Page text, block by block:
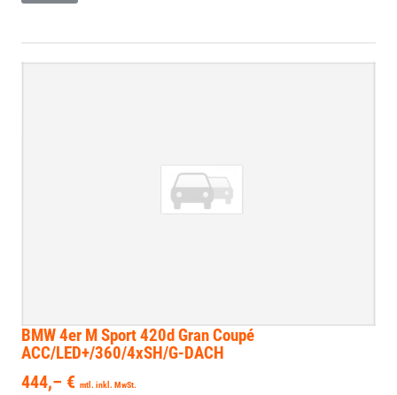
BMW 4er M Sport 420d Gran Coupé
ACC/LED+/360/4xSH/G-DACH
444,– € mtl. inkl. MwSt.